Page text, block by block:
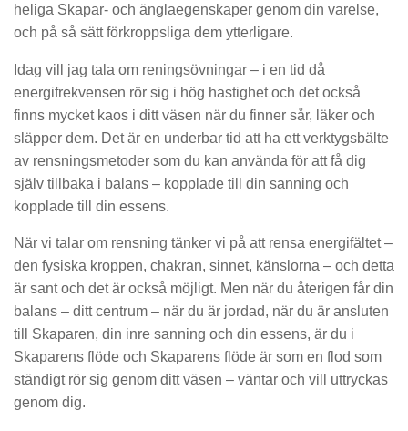
heliga Skapar- och änglaegenskaper genom din varelse,
och på så sätt förkroppsliga dem ytterligare.
Idag vill jag tala om reningsövningar – i en tid då
energifrekvensen rör sig i hög hastighet och det också
finns mycket kaos i ditt väsen när du finner sår, läker och
släpper dem. Det är en underbar tid att ha ett verktygsbälte
av rensningsmetoder som du kan använda för att få dig
själv tillbaka i balans – kopplade till din sanning och
kopplade till din essens.
När vi talar om rensning tänker vi på att rensa energifältet –
den fysiska kroppen, chakran, sinnet, känslorna – och detta
är sant och det är också möjligt. Men när du återigen får din
balans – ditt centrum – när du är jordad, när du är ansluten
till Skaparen, din inre sanning och din essens, är du i
Skaparens flöde och Skaparens flöde är som en flod som
ständigt rör sig genom ditt väsen – väntar och vill uttryckas
genom dig.